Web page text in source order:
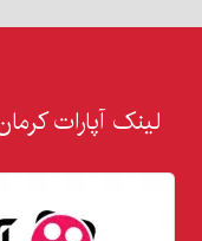
لینک آپارات